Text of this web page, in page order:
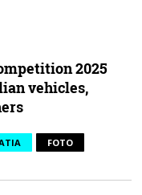
2025
vehicles,
FOTO